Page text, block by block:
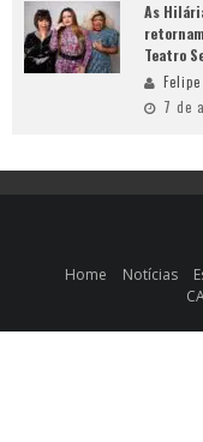
As
Teatro
7 de
Home Notícias